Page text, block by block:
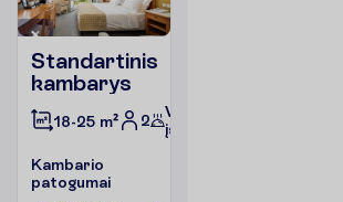
Standartinis
kambarys
18-25 m² 2
Viskas
įskaičiuota
Kambario
patogumai